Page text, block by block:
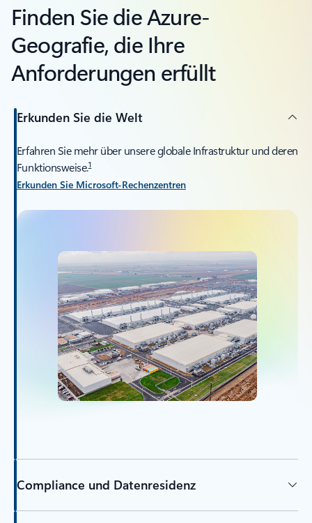
Finden Sie die Azure-
Geografie, die Ihre
Anforderungen erfüllt
Erkunden Sie die Welt
Erfahren Sie mehr über unsere globale Infrastruktur und deren
Funktionsweise.1
Erkunden Sie Microsoft-Rechenzentren
Compliance und Datenresidenz